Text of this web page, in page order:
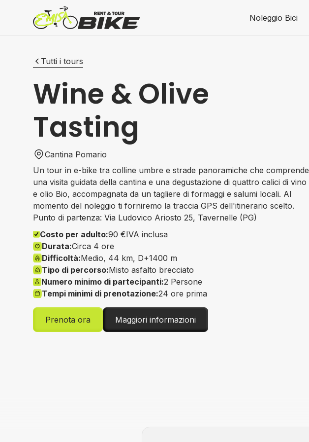
Noleggio Bici
Tutti i tours
Wine & Olive
Tasting
Cantina Pomario
Un tour in e-bike tra colline umbre e strade panoramiche che comprende
una visita guidata della cantina e una degustazione di quattro calici di vino
e olio Bio, accompagnata da un tagliere di formaggi e salumi locali. Al
momento del noleggio ti forniremo la traccia GPS dell'itinerario scelto.
Punto di partenza: Via Ludovico Ariosto 25, Tavernelle (PG)
Costo per adulto:90 €IVA inclusa
Durata:Circa 4 ore
Difficoltà:Medio, 44 km, D+1400 m
Tipo di percorso:Misto asfalto brecciato
Numero minimo di partecipanti:2 Persone
Tempi minimi di prenotazione:24 ore prima
Prenota ora Maggiori informazioni